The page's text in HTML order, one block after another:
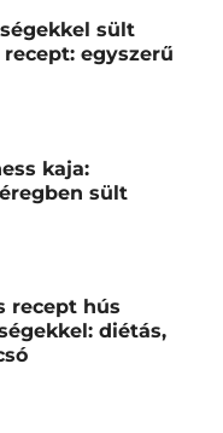
sült
egyszerű
kaja:
sült
recept hús
diétás,